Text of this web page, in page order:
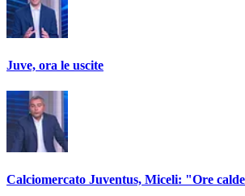
Juve, ora le uscite
Calciomercato Juventus, Miceli: "Ore